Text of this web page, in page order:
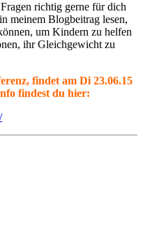
richtig gerne für dich
meinem Blogbeitrag lesen,
um Kindern zu helfen
ihr Gleichgewicht zu
findet am Di 23.06.15
findest du hier: